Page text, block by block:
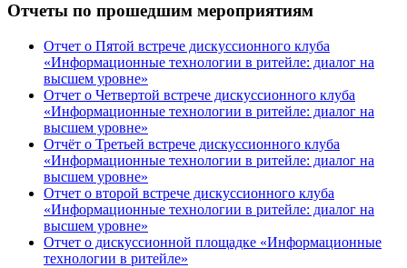
Отчеты по прошедшим мероприятиям
Отчет о Пятой встрече дискуссионного клуба
«Информационные технологии в ритейле: диалог на
высшем уровне»
Отчет о Четвертой встрече дискуссионного клуба
«Информационные технологии в ритейле: диалог на
высшем уровне»
Отчёт о Третьей встрече дискуссионного клуба
«Информационные технологии в ритейле: диалог на
высшем уровне»
Отчет о второй встрече дискуссионного клуба
«Информационные технологии в ритейле: диалог на
высшем уровне»
Отчет о дискуссионной площадке «Информационные
технологии в ритейле»